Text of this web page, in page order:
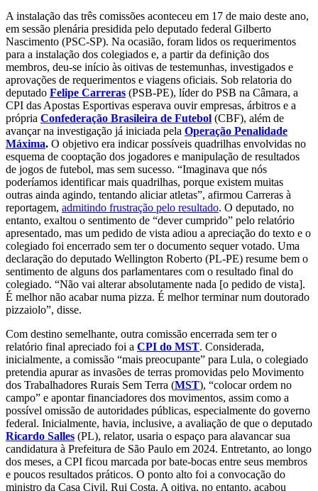
A instalação das três comissões aconteceu em 17 de maio deste ano,
em sessão plenária presidida pelo deputado federal Gilberto
Nascimento (PSC-SP). Na ocasião, foram lidos os requerimentos
para a instalação dos colegiados e, a partir da definição dos
membros, deu-se início às oitivas de testemunhas, investigados e
aprovações de requerimentos e viagens oficiais. Sob relatoria do
deputado Felipe Carreras (PSB-PE), líder do PSB na Câmara, a
CPI das Apostas Esportivas esperava ouvir empresas, árbitros e a
própria Confederação Brasileira de Futebol (CBF), além de
avançar na investigação já iniciada pela Operação Penalidade
Máxima. O objetivo era indicar possíveis quadrilhas envolvidas no
esquema de cooptação dos jogadores e manipulação de resultados
de jogos de futebol, mas sem sucesso. “Imaginava que nós
poderíamos identificar mais quadrilhas, porque existem muitas
outras ainda agindo, tentando aliciar atletas”, afirmou Carreras à
reportagem, admitindo frustração pelo resultado. O deputado, no
entanto, exaltou o sentimento de “dever cumprido” pelo relatório
apresentado, mas um pedido de vista adiou a apreciação do texto e o
colegiado foi encerrado sem ter o documento sequer votado. Uma
declaração do deputado Wellington Roberto (PL-PE) resume bem o
sentimento de alguns dos parlamentares com o resultado final do
colegiado. “Não vai alterar absolutamente nada [o pedido de vista].
É melhor não acabar numa pizza. É melhor terminar num doutorado
pizzaiolo”, disse.
Com destino semelhante, outra comissão encerrada sem ter o
relatório final apreciado foi a CPI do MST. Considerada,
inicialmente, a comissão “mais preocupante” para Lula, o colegiado
pretendia apurar as invasões de terras promovidas pelo Movimento
dos Trabalhadores Rurais Sem Terra (MST), “colocar ordem no
campo” e apontar financiadores dos movimentos, assim como a
possível omissão de autoridades públicas, especialmente do governo
federal. Inicialmente, havia, inclusive, a avaliação de que o deputado
Ricardo Salles (PL), relator, usaria o espaço para alavancar sua
candidatura à Prefeitura de São Paulo em 2024. Entretanto, ao longo
dos meses, a CPI ficou marcada por bate-bocas entre seus membros
e poucos resultados práticos. O ponto alto foi a convocação do
ministro da Casa Civil, Rui Costa. A oitiva, no entanto, acabou